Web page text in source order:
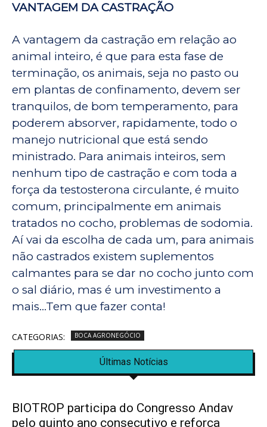
VANTAGEM DA CASTRAÇÃO
A vantagem da castração em relação ao
animal inteiro, é que para esta fase de
terminação, os animais, seja no pasto ou
em plantas de confinamento, devem ser
tranquilos, de bom temperamento, para
poderem absorver, rapidamente, todo o
manejo nutricional que está sendo
ministrado. Para animais inteiros, sem
nenhum tipo de castração e com toda a
força da testosterona circulante, é muito
comum, principalmente em animais
tratados no cocho, problemas de sodomia.
Aí vai da escolha de cada um, para animais
não castrados existem suplementos
calmantes para se dar no cocho junto com
o sal diário, mas é um investimento a
mais…Tem que fazer conta!
CATEGORIAS: BOCA AGRONEGÓCIO
Últimas Notícias
BIOTROP participa do Congresso Andav
pelo quinto ano consecutivo e reforça